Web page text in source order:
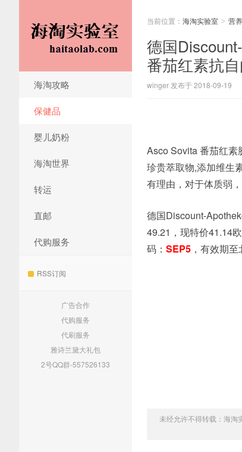
海淘攻略
保健品
婴儿奶粉
海淘世界
转运
直邮
代购服务
RSS订阅
广告合作
代购服务
代刷服务
雅诗兰黛大礼包
2号QQ群-557526133
当前位置： 海淘实验室 > 营
德国
番茄红素抗
winger 发布于 2018-09-19
Asco Sovita 番茄红素
珍贵萃取物,添加维生
有理由，对于体质弱
德国Discount-
49.21，现特价41.14
码： SEP5 ，有效期
未经允许不得转载： 海淘